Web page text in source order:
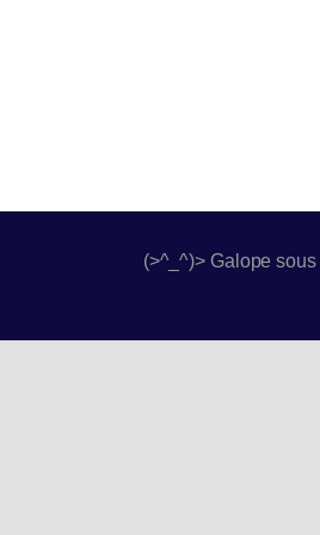
(>^_^)> Galope sous